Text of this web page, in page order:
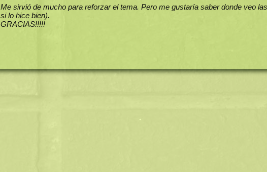
Me sirvió de mucho para reforzar el tema. Pero me gustaría saber donde veo
si lo hice bien).
GRACIAS!!!!!